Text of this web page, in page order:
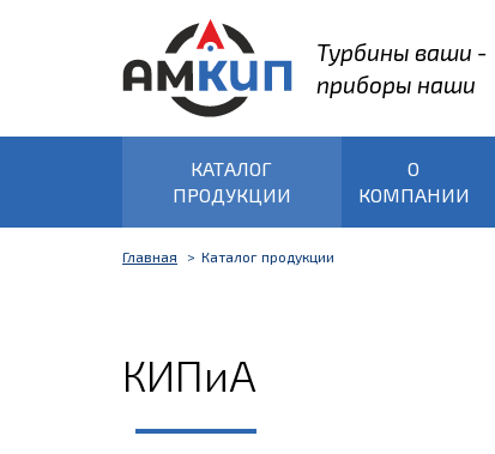
Турбины ваши -
приборы наши
КАТАЛОГ
ПРОДУКЦИИ
О
КОМПАНИИ
Главная Каталог продукции
КИПиА